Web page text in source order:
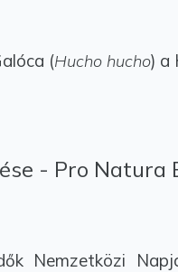
(Hucho hucho) a
- Pro Natura